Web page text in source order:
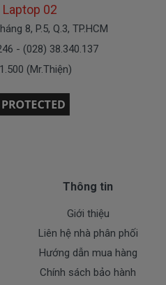
chỉ có đúng 2 loại
thế của xưởng thứ
Pin Máy Tính Dell
02
8, P.5, Q.3, TP.HCM
- (028) 38.340.137
(Mr.Thiện)
Thông tin
Giới thiệu
Liên hệ nhà phân phối
Hướng dẫn mua hàng
Chính sách bảo hành